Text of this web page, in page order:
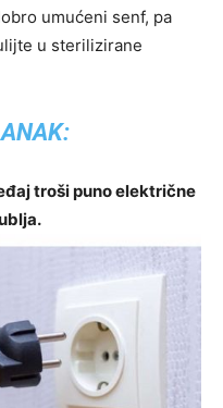
umućeni senf, pa
u sterilizirane
troši puno električne